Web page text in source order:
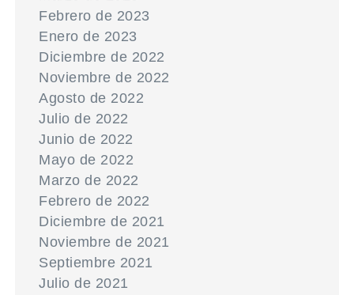
Febrero de 2023
Enero de 2023
Diciembre de 2022
Noviembre de 2022
Agosto de 2022
Julio de 2022
Junio de 2022
Mayo de 2022
Marzo de 2022
Febrero de 2022
Diciembre de 2021
Noviembre de 2021
Septiembre 2021
Julio de 2021